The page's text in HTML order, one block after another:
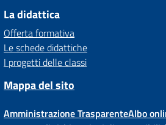
La didattica
Offerta formativa
Le schede didattiche
I progetti delle classi
Mappa del sito
Amministrazione TrasparenteAlbo